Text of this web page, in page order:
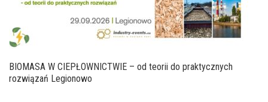
BIOMASA W CIEPŁOWNICTWIE – od teorii do praktycznych
rozwiązań Legionowo